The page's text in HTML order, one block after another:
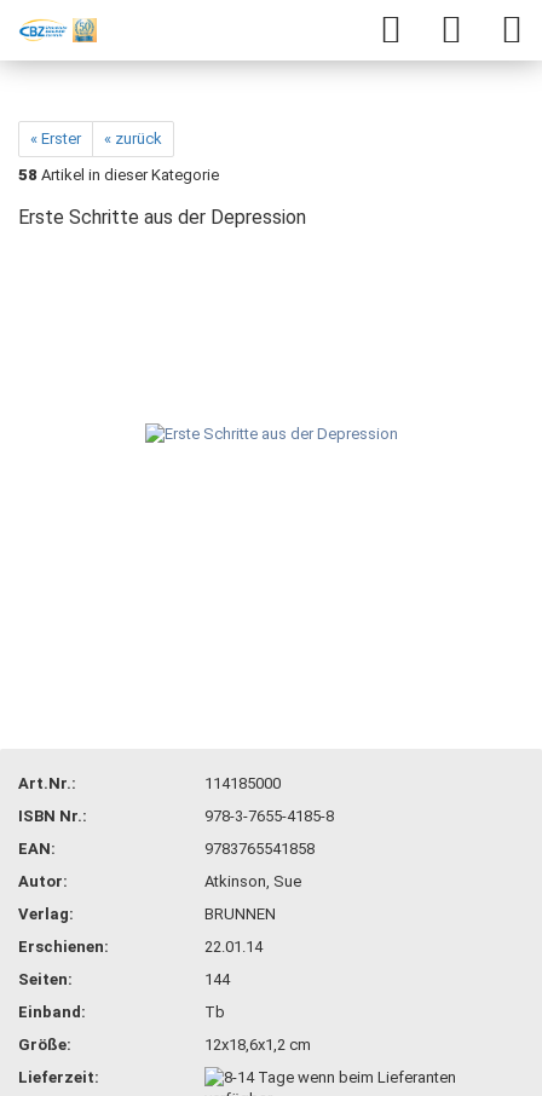
« Erster
« zurück
58 Artikel in dieser Kategorie
Erste Schritte aus der Depression
Art.Nr.:
114185000
ISBN Nr.:
978-3-7655-4185-8
EAN:
9783765541858
Autor:
Atkinson, Sue
Verlag:
BRUNNEN
Erschienen:
22.01.14
Seiten:
144
Einband:
Tb
Größe:
12x18,6x1,2 cm
Lieferzeit: